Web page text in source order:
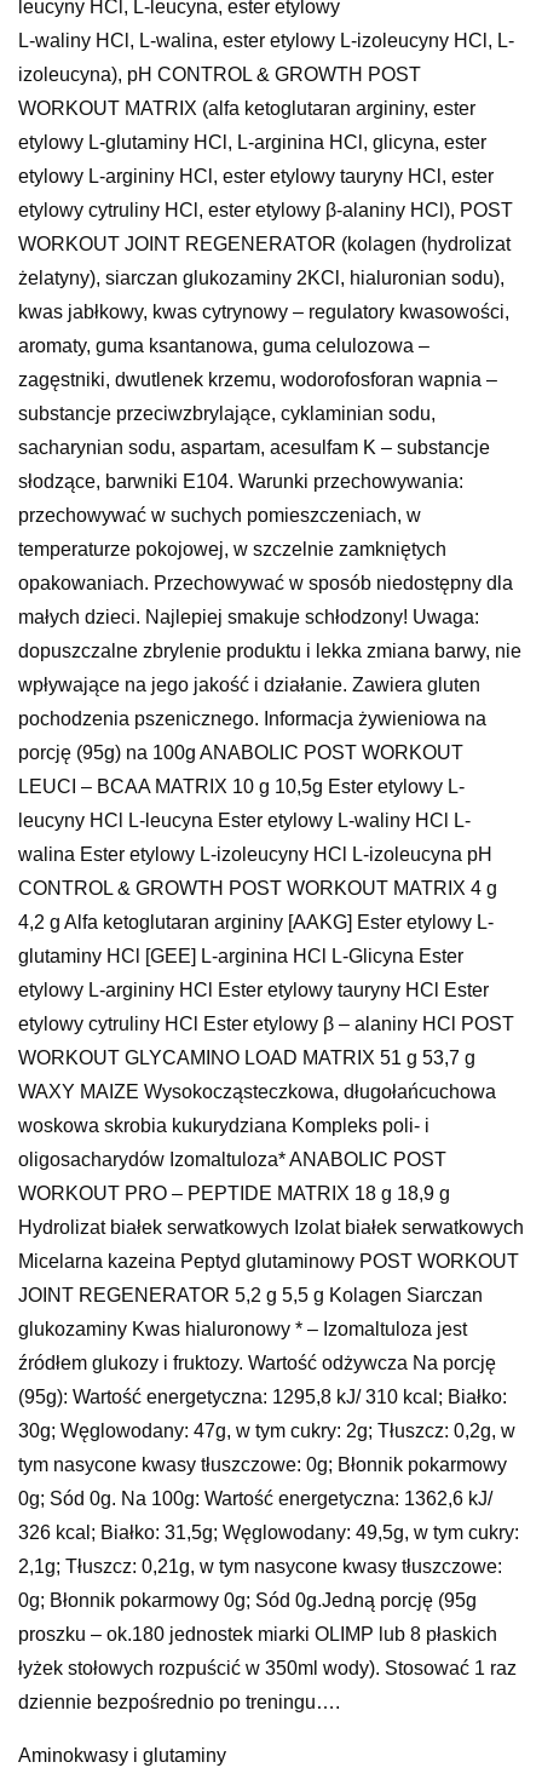
L-waliny HCl, L-walina, ester etylowy L-izoleucyny HCl, L-
izoleucyna), pH CONTROL & GROWTH POST
WORKOUT MATRIX (alfa ketoglutaran argininy, ester
etylowy L-glutaminy HCl, L-arginina HCl, glicyna, ester
etylowy L-argininy HCl, ester etylowy tauryny HCl, ester
etylowy cytruliny HCl, ester etylowy β-alaniny HCl), POST
WORKOUT JOINT REGENERATOR (kolagen (hydrolizat
żelatyny), siarczan glukozaminy 2KCl, hialuronian sodu),
kwas jabłkowy, kwas cytrynowy – regulatory kwasowości,
aromaty, guma ksantanowa, guma celulozowa –
zagęstniki, dwutlenek krzemu, wodorofosforan wapnia –
substancje przeciwzbrylające, cyklaminian sodu,
sacharynian sodu, aspartam, acesulfam K – substancje
słodzące, barwniki E104. Warunki przechowywania:
przechowywać w suchych pomieszczeniach, w
temperaturze pokojowej, w szczelnie zamkniętych
opakowaniach. Przechowywać w sposób niedostępny dla
małych dzieci. Najlepiej smakuje schłodzony! Uwaga:
dopuszczalne zbrylenie produktu i lekka zmiana barwy, nie
wpływające na jego jakość i działanie. Zawiera gluten
pochodzenia pszenicznego. Informacja żywieniowa na
porcję (95g) na 100g ANABOLIC POST WORKOUT
LEUCI – BCAA MATRIX 10 g 10,5g Ester etylowy L-
leucyny HCl L-leucyna Ester etylowy L-waliny HCl L-
walina Ester etylowy L-izoleucyny HCl L-izoleucyna pH
CONTROL & GROWTH POST WORKOUT MATRIX 4 g
4,2 g Alfa ketoglutaran argininy [AAKG] Ester etylowy L-
glutaminy HCl [GEE] L-arginina HCl L-Glicyna Ester
etylowy L-argininy HCl Ester etylowy tauryny HCl Ester
etylowy cytruliny HCl Ester etylowy β – alaniny HCl POST
WORKOUT GLYCAMINO LOAD MATRIX 51 g 53,7 g
WAXY MAIZE Wysokocząsteczkowa, długołańcuchowa
woskowa skrobia kukurydziana Kompleks poli- i
oligosacharydów Izomaltuloza* ANABOLIC POST
WORKOUT PRO – PEPTIDE MATRIX 18 g 18,9 g
Hydrolizat białek serwatkowych Izolat białek serwatkowych
Micelarna kazeina Peptyd glutaminowy POST WORKOUT
JOINT REGENERATOR 5,2 g 5,5 g Kolagen Siarczan
glukozaminy Kwas hialuronowy * – Izomaltuloza jest
źródłem glukozy i fruktozy. Wartość odżywcza Na porcję
(95g): Wartość energetyczna: 1295,8 kJ/ 310 kcal; Białko:
30g; Węglowodany: 47g, w tym cukry: 2g; Tłuszcz: 0,2g, w
tym nasycone kwasy tłuszczowe: 0g; Błonnik pokarmowy
0g; Sód 0g. Na 100g: Wartość energetyczna: 1362,6 kJ/
326 kcal; Białko: 31,5g; Węglowodany: 49,5g, w tym cukry:
2,1g; Tłuszcz: 0,21g, w tym nasycone kwasy tłuszczowe:
0g; Błonnik pokarmowy 0g; Sód 0g.Jedną porcję (95g
proszku – ok.180 jednostek miarki OLIMP lub 8 płaskich
łyżek stołowych rozpuścić w 350ml wody). Stosować 1 raz
dziennie bezpośrednio po treningu….
Aminokwasy i glutaminy